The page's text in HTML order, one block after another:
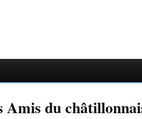
Amis du